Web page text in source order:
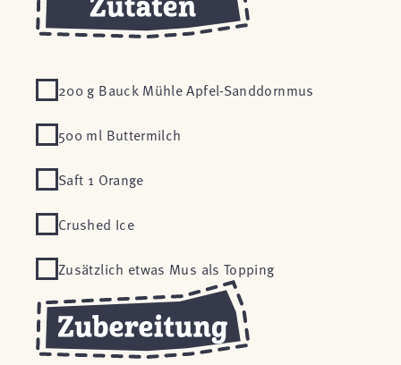
200 g Bauck Mühle Apfel-Sanddornmus
500 ml Buttermilch
Saft 1 Orange
Crushed Ice
Zusätzlich etwas Mus als Topping